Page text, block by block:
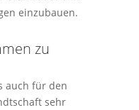
einzubauen.
zu
auch für den
sehr